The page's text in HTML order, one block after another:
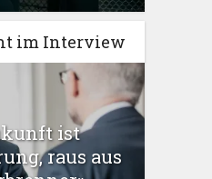
im Interview
ist
raus aus